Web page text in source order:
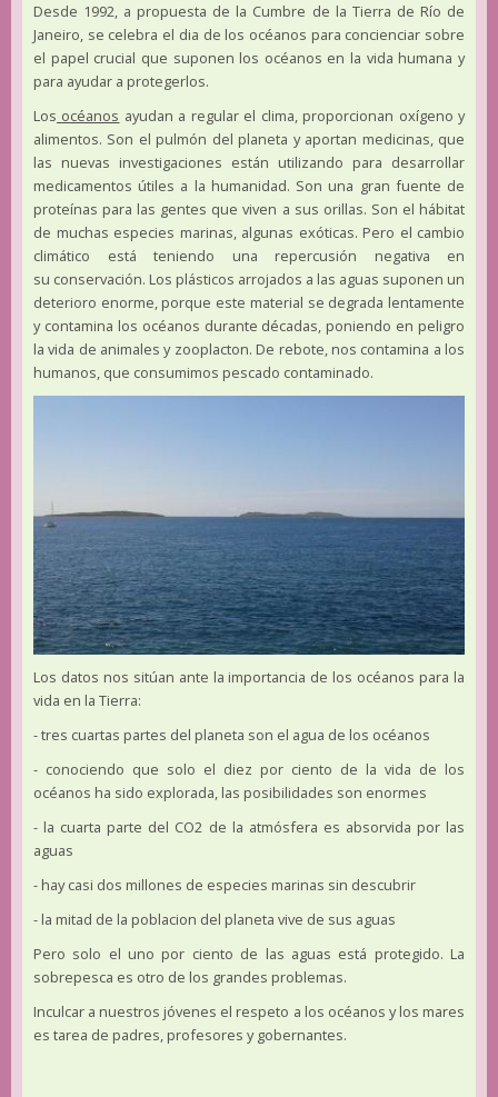
Desde 1992, a propuesta de la Cumbre de la Tierra de Río de
Janeiro, se celebra el dia de los océanos para concienciar sobre
el papel crucial que suponen los océanos en la vida humana y
para ayudar a protegerlos.
Los océanos ayudan a regular el clima, proporcionan oxígeno y
alimentos. Son el pulmón del planeta y aportan medicinas, que
las nuevas investigaciones están utilizando para desarrollar
medicamentos útiles a la humanidad. Son una gran fuente de
proteínas para las gentes que viven a sus orillas. Son el hábitat
de muchas especies marinas, algunas exóticas. Pero el cambio
climático está teniendo una repercusión negativa en
su conservación. Los plásticos arrojados a las aguas suponen un
deterioro enorme, porque este material se degrada lentamente
y contamina los océanos durante décadas, poniendo en peligro
la vida de animales y zooplacton. De rebote, nos contamina a los
humanos, que consumimos pescado contaminado.
Los datos nos sitúan ante la importancia de los océanos para la
vida en la Tierra:
- tres cuartas partes del planeta son el agua de los océanos
- conociendo que solo el diez por ciento de la vida de los
océanos ha sido explorada, las posibilidades son enormes
- la cuarta parte del CO2 de la atmósfera es absorvida por las
aguas
- hay casi dos millones de especies marinas sin descubrir
- la mitad de la poblacion del planeta vive de sus aguas
Pero solo el uno por ciento de las aguas está protegido. La
sobrepesca es otro de los grandes problemas.
Inculcar a nuestros jóvenes el respeto a los océanos y los mares
es tarea de padres, profesores y gobernantes.